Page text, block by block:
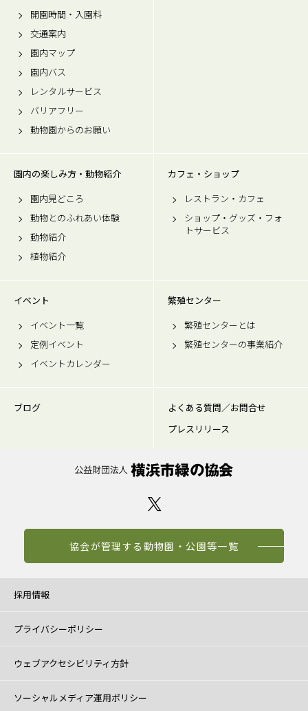
開園時間・入園料
交通案内
園内マップ
園内バス
レンタルサービス
バリアフリー
動物園からのお願い
園内の楽しみ方・動物紹介
園内見どころ
動物とのふれあい体験
動物紹介
植物紹介
カフェ・ショップ
レストラン・カフェ
ショップ・グッズ・フォ
トサービス
イベント
イベント一覧
定例イベント
イベントカレンダー
繁殖センター
繁殖センターとは
繁殖センターの事業紹介
ブログ
よくある質問／お問合せ
プレスリリース
協会が管理する動物園・公園等一覧
採用情報
プライバシーポリシー
ウェブアクセシビリティ方針
ソーシャルメディア運用ポリシー